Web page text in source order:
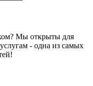
Мы открыты для
- одна из самых